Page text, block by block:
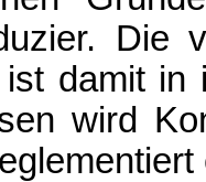
Die
damit in
wird